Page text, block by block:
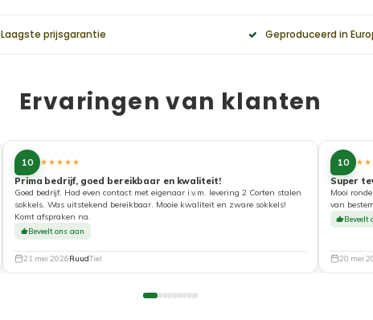
Laagste prijsgarantie Geproduceerd in
Ervaringen van klanten
10 ★★★★★
Prima bedrijf, goed bereikbaar en kwaliteit!
Goed bedrijf. Had even contact met eigenaar i.v.m. levering 2 Corten stalen
sokkels. Was uitstekend bereikbaar. Mooie kwaliteit en zware sokkels!
Komt afspraken na.
Beveelt ons aan
21 mei 2026RuudTiel
10
Super
Mooi
van
Beveelt
20 mei